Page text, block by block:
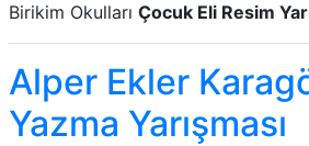
Birikim Okulları Çocuk Eli Resim
Alper Ekler
Yazma Yarışması